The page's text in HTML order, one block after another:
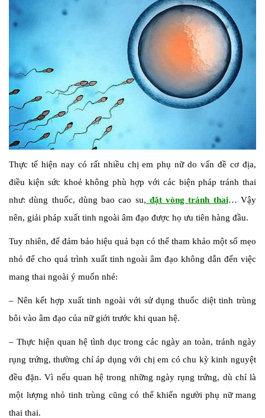
Thực tế hiện nay có rất nhiều chị em phụ nữ do vấn đề cơ địa,
điều kiện sức khoẻ không phù hợp với các biện pháp tránh thai
như: dùng thuốc, dùng bao cao su, đặt vòng tránh thai… Vậy
nên, giải pháp xuất tinh ngoài âm đạo được họ ưu tiên hàng đầu.
Tuy nhiên, để đảm bảo hiệu quả bạn có thể tham khảo một số mẹo
nhỏ để cho quá trình xuất tinh ngoài âm đạo không dẫn đến việc
mang thai ngoài ý muốn nhé:
– Nên kết hợp xuất tinh ngoài với sử dụng thuốc diệt tinh trùng
bôi vào âm đạo của nữ giới trước khi quan hệ.
– Thực hiện quan hệ tình dục trong các ngày an toàn, tránh ngày
rụng trứng, thường chỉ áp dụng với chị em có chu kỳ kinh nguyệt
đều đặn. Vì nếu quan hệ trong những ngày rụng trứng, dù chỉ là
một lượng nhỏ tinh trùng cũng có thể khiến người phụ nữ mang
thai thai.